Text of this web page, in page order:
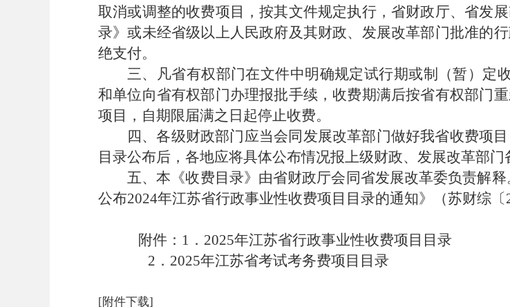
取消或调整的收费项目，按其文件规定执行，省财政厅、省发
录》或未经省级以上人民政府及其财政、发展改革部门批准的
绝支付。
三、凡省有权部门在文件中明确规定试行期或制（暂）定
和单位向省有权部门办理报批手续，收费期满后按省有权部门
项目，自期限届满之日起停止收费。
四、各级财政部门应当会同发展改革部门做好我省收费项
目录公布后，各地应将具体公布情况报上级财政、发展改革部门
五、本《收费目录》由省财政厅会同省发展改革委负责解
公布2024年江苏省行政事业性收费项目目录的通知》（苏财综〔
附件： 1 ． 2025年江苏省行政事业性收费项目目录
2 ． 2025年江苏省考试考务费项目目录
[附件下载]